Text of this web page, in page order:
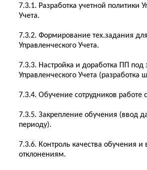
7.3.1. Разработка учетной политики
Учета.
7.3.2. Формирование тех.задания
Управленческого Учета.
7.3.3. Настройка и доработка ПП под
Управленческого Учета (разработка
7.3.4. Обучение сотрудников работе
7.3.5. Закрепление обучения (ввод
периоду).
7.3.6. Контроль качества обучения и
отклонениям.